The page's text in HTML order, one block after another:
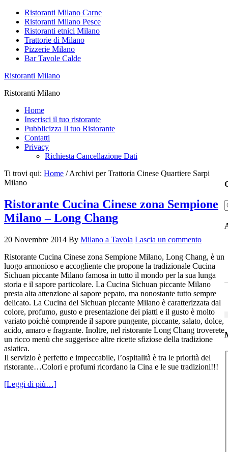
Ristoranti Milano Carne
Ristoranti Milano Pesce
Ristoranti etnici Milano
Trattorie di Milano
Pizzerie Milano
Bar Tavole Calde
Ristoranti Milano
Ristoranti Milano
Home
Inserisci il tuo ristorante
Pubblicizza Il tuo Ristorante
Contatti
Privacy
Richiesta Cancellazione Dati
Ti trovi qui: Home /Archivi per Trattoria Cinese Quartiere Sarpi
Milano
Ristorante Cucina Cinese zona Sempione
Milano – Long Chang
20 Novembre 2014 By Milano a Tavola Lascia un commento
Ristorante Cucina Cinese zona Sempione Milano, Long Chang, è un
luogo armonioso e accogliente che propone la tradizionale Cucina
Sichuan piccante Milano famosa in tutto il mondo per la sua lunga
storia e il sapore particolare. La Cucina Sichuan piccante Milano
presta alta attenzione al sapore pepato, ma nonostante tutto sempre
delicato. La Cucina del Sichuan piccante Milano è caratterizzata dal
colore, profumo, gusto e presentazione dei piatti e il gusto è molto
variato poichè comprende il sapore pungente, piccante, salato, dolce,
acido, amaro e fragrante. Inoltre, nel ristorante Long Chang troverete
un ricco menù che suggerisce altre ricette sfiziose della tradizione
asiatica.
Il servizio è perfetto e impeccabile, l’ospitalità è tra le priorità del
ristorante…Colori e profumi ricordano la Cina e le sue tradizioni!!!
[Leggi di più…]